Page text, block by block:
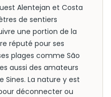
Alentejan et Costa
de sentiers
une portion de la
réputé pour ses
plages comme São
aussi des amateurs
Sines. La nature y est
déconnecter ou